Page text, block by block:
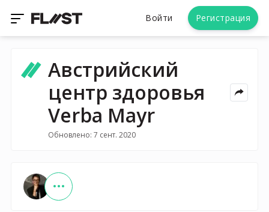
Войти Регистрация
Австрийский
центр здоровья
Verba Mayr
Обновлено: 7 сент. 2020